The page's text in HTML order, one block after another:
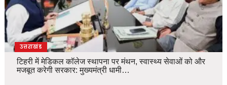
उत्तराखंड
टिहरी में मेडिकल कॉलेज स्थापना पर मंथन, स्वास्थ्य सेवाओं को और
मजबूत करेगी सरकार: मुख्यमंत्री धामी…